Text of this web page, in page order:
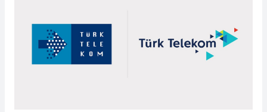
Logosuna
Profesyonel